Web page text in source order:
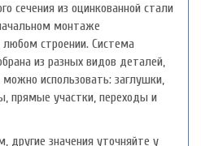
сечения из оцинкованной стали
монтаже
строении. Система
из разных видов деталей,
использовать: заглушки,
прямые участки, переходы и
другие значения уточняйте у